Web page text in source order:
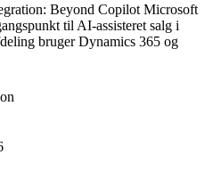
Beyond Copilot Microsoft
til AI-assisteret salg i
bruger Dynamics 365 og